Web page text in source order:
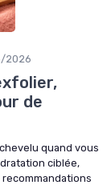
2026
de
quand vous
ciblée,